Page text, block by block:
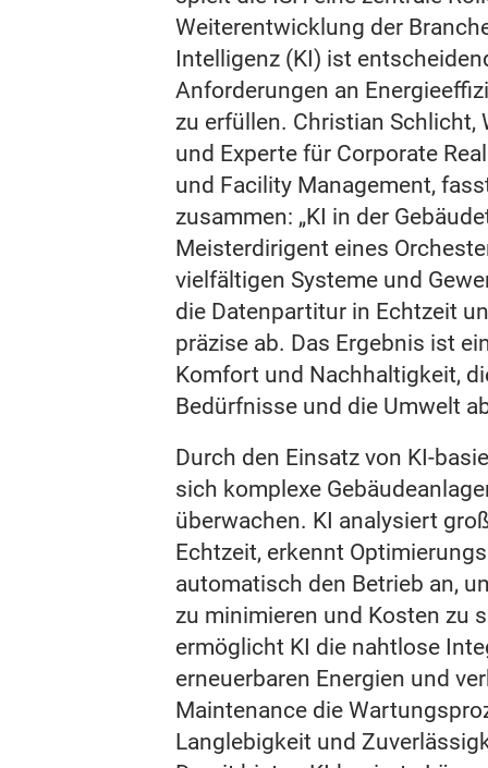
Weiterentwicklung der
Intelligenz (KI) ist
Anforderungen an
zu erfüllen. Christian
und Experte für Corporate
und Facility Management,
zusammen: „KI in der
Meisterdirigent eines
vielfältigen Systeme und
die Datenpartitur in Echtzeit
präzise ab. Das Ergebnis ist
Komfort und Nachhaltigkeit,
Bedürfnisse und die Umwelt
Durch den Einsatz von KI-
sich komplexe
überwachen. KI analysiert
Echtzeit, erkennt
automatisch den Betrieb an,
zu minimieren und Kosten zu
ermöglicht KI die nahtlose
erneuerbaren Energien und
Maintenance die
Langlebigkeit und